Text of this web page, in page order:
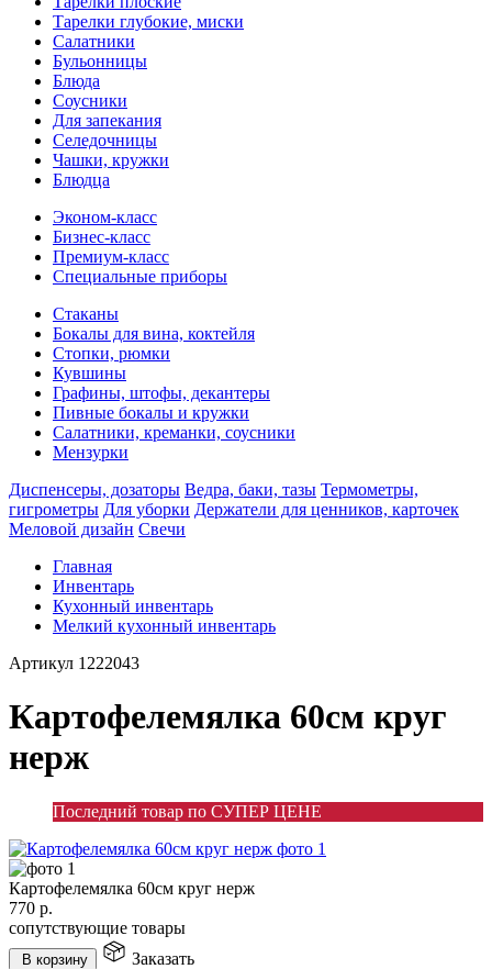
Тарелки глубокие, миски
Салатники
Бульонницы
Блюда
Соусники
Для запекания
Селедочницы
Чашки, кружки
Блюдца
Эконом-класс
Бизнес-класс
Премиум-класс
Специальные приборы
Стаканы
Бокалы для вина, коктейля
Стопки, рюмки
Кувшины
Графины, штофы, декантеры
Пивные бокалы и кружки
Салатники, креманки, соусники
Мензурки
Диспенсеры, дозаторы Ведра, баки, тазы Термометры,
гигрометры Для уборки Держатели для ценников, карточек
Меловой дизайн Свечи
Главная
Инвентарь
Кухонный инвентарь
Мелкий кухонный инвентарь
Артикул 1222043
Картофелемялка 60см круг
нерж
Последний товар по СУПЕР ЦЕНЕ
Картофелемялка 60см круг нерж
770 р.
сопутствующие товары
В корзину
Заказать